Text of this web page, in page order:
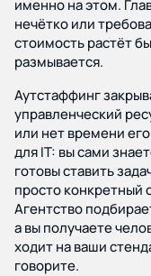
именно на этом.
нечётко или
стоимость растёт
размывается.
Аутстаффинг
управленческий
или нет времени
для IT: вы сами
готовы ставить
просто конкретный
Агентство
а вы получаете
ходит на ваши
говорите.